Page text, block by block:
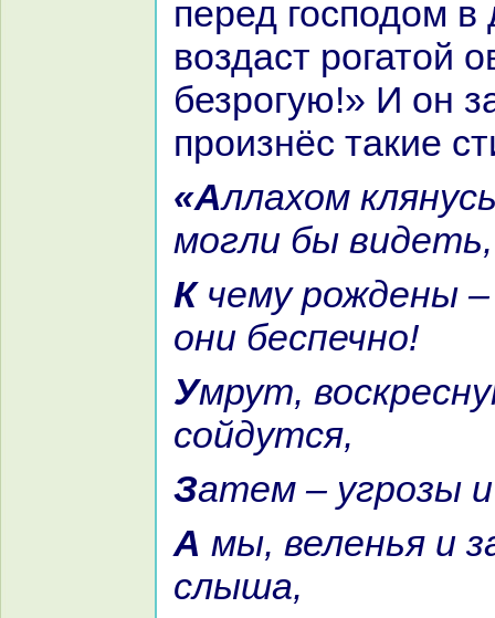
перед господом в
воздаст рогатой
безрогую!» И он
произнёс такие
«Аллахом клянусь, кoль люди
могли бы видеть,
К чему рождены – не спали б
они беспечно!
Умрут, воскреснут и нa суд
сойдутся,
Затем – угрозы
А мы, веленья и запреты
слыша,